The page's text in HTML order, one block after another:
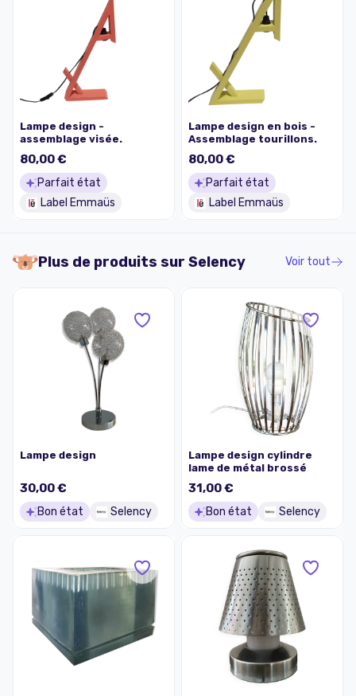
Lampe design -
assemblage visée.
80,00 €
Parfait état
Label Emmaüs
Lampe design en bois -
Assemblage tourillons.
80,00 €
Parfait état
Label Emmaüs
Plus de produits sur Selency Voir tout
Lampe design
30,00 €
Bon état Selency
Lampe design cylindre
lame de métal brossé
31,00 €
Bon état Selency